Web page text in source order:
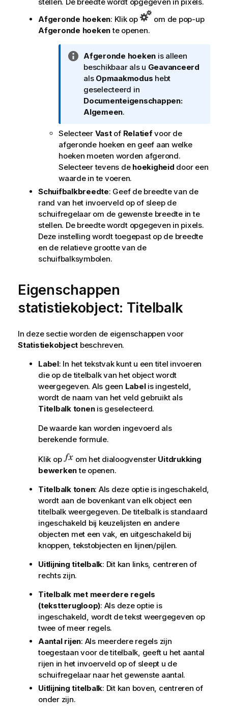
stellen. De breedte wordt opgegeven in pixels.
Afgeronde hoeken: Klik op
om de pop-up
Afgeronde hoekente openen.
I
n
f
o
r
m
t
i
e
Afgeronde hoeken is alleen
beschikbaar als u Geavanceerd
als Opmaakmodus hebt
geselecteerd in
Documenteigenschappen:
Algemeen.
Selecteer Vastof Relatiefvoor de
afgeronde hoeken en geef aan welke
hoeken moeten worden afgerond.
Selecteer tevens de hoekigheid door een
waarde in te voeren.
Schuifbalkbreedte: Geef de breedte van de
rand van het invoerveld op of sleep de
schuifregelaar om de gewenste breedte in te
stellen. De breedte wordt opgegeven in pixels.
Deze instelling wordt toegepast op de breedte
en de relatieve grootte van de
schuifbalksymbolen.
Eigenschappen
statistiekobject: Titelbalk
In deze sectie worden de eigenschappen voor
Statistiekobject beschreven.
Label: In het tekstvak kunt u een titel invoeren
die op de titelbalk van het object wordt
weergegeven. Als geen Labelis ingesteld,
wordt de naam van het veld gebruikt als
Titelbalk tonenis geselecteerd.
De waarde kan worden ingevoerd als
berekende formule.
Klik op om het dialoogvenster Uitdrukking
bewerkente openen.
Titelbalk tonen: Als deze optie is ingeschakeld,
wordt aan de bovenkant van elk object een
titelbalk weergegeven. De titelbalk is standaard
ingeschakeld bij keuzelijsten en andere
objecten met een vak, en uitgeschakeld bij
knoppen, tekstobjecten en lijnen/pijlen.
Uitlijning titelbalk: Dit kan links, centreren of
rechts zijn.
Titelbalk met meerdere regels
(tekstterugloop): Als deze optie is
ingeschakeld, wordt de tekst weergegeven op
twee of meer regels.
Aantal rijen: Als meerdere regels zijn
toegestaan voor de titelbalk, geeft u het aantal
rijen in het invoerveld op of sleept u de
schuifregelaar naar het gewenste aantal.
Uitlijning titelbalk: Dit kan boven, centreren of
onder zijn.